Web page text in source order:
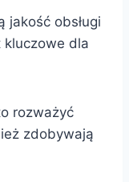
jakość obsługi
dla
rozważyć
zdobywają